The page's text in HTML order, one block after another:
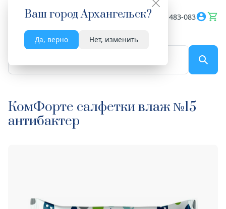
Ваш городАрхангельск?
Да, верно Нет, изменить
Весь сайт 8182 483-083
КомФорте салфетки влаж №15
антибактер